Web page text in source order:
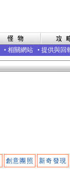
• 相關網站 • 提供與回
創意團照 新奇發現